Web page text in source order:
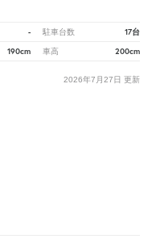
- 駐車台数 17台
190cm 車高 200cm
2026年7月27日 更新